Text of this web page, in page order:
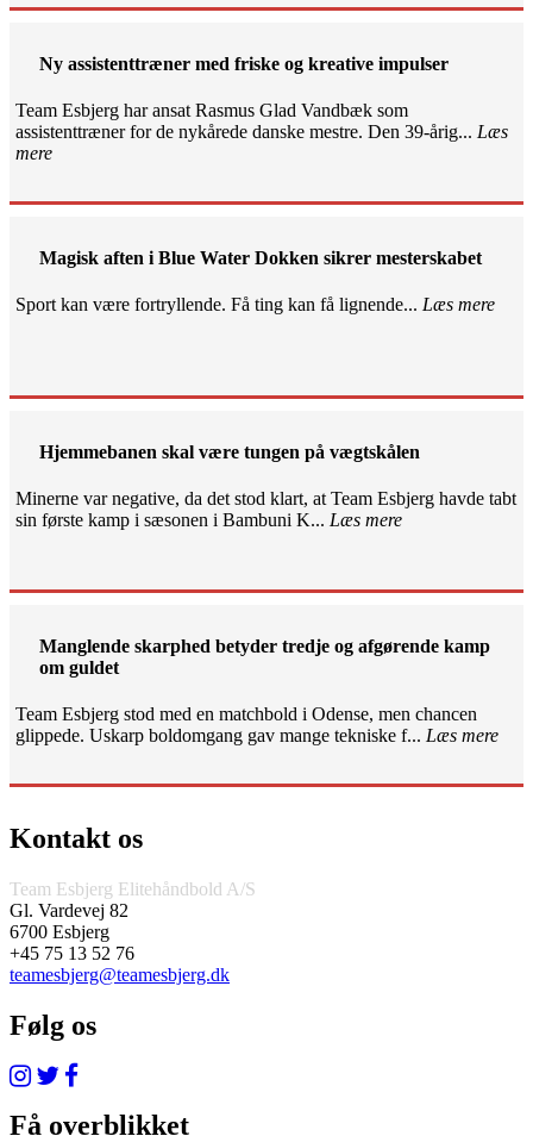
Ny assistenttræner med friske og kreative impulser
Team Esbjerg har ansat Rasmus Glad Vandbæk som
assistenttræner for de nykårede danske mestre. Den 39-årig... Læs
mere
Magisk aften i Blue Water Dokken sikrer mesterskabet
Sport kan være fortryllende. Få ting kan få lignende... Læs mere
Hjemmebanen skal være tungen på vægtskålen
Minerne var negative, da det stod klart, at Team Esbjerg havde tabt
sin første kamp i sæsonen i Bambuni K... Læs mere
Manglende skarphed betyder tredje og afgørende kamp
om guldet
Team Esbjerg stod med en matchbold i Odense, men chancen
glippede. Uskarp boldomgang gav mange tekniske f... Læs mere
Kontakt os
Team Esbjerg Elitehåndbold A/S
Gl. Vardevej 82
6700 Esbjerg
+45 75 13 52 76
teamesbjerg@teamesbjerg.dk
Følg os
Få overblikket